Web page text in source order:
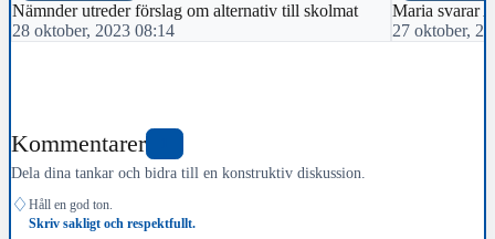
Nämnder utreder förslag om alternativ till skolmat
28 oktober, 2023 08:14
Maria svarar
27 oktober,
Kommentarer
Dela dina tankar och bidra till en konstruktiv diskussion.
♢ Håll en god ton.
Skriv sakligt och respektfullt.